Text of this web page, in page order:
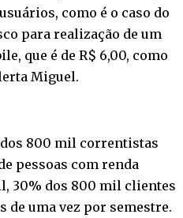
como é o caso do
para realização de um
que é de R$ 6,00, como
Miguel.
800 mil correntistas
pessoas com renda
30% dos 800 mil clientes
de uma vez por semestre.